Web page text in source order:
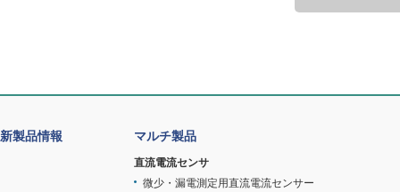
新製品情報 マルチ製品
直流電流センサ
微少・漏電測定用直流電流センサー